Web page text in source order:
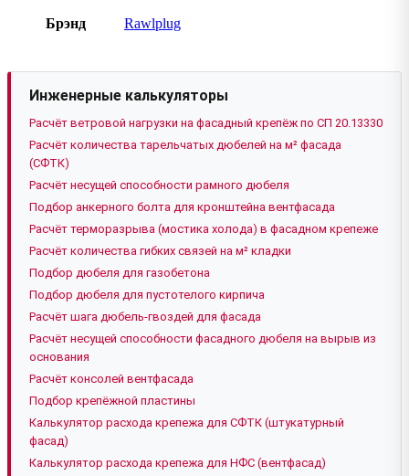
Брэнд Rawlplug
Инженерные калькуляторы
Расчёт ветровой нагрузки на фасадный крепёж по СП 20.13330
Расчёт количества тарельчатых дюбелей на м² фасада
(СФТК)
Расчёт несущей способности рамного дюбеля
Подбор анкерного болта для кронштейна вентфасада
Расчёт терморазрыва (мостика холода) в фасадном крепеже
Расчёт количества гибких связей на м² кладки
Подбор дюбеля для газобетона
Подбор дюбеля для пустотелого кирпича
Расчёт шага дюбель-гвоздей для фасада
Расчёт несущей способности фасадного дюбеля на вырыв из
основания
Расчёт консолей вентфасада
Подбор крепёжной пластины
Калькулятор расхода крепежа для СФТК (штукатурный
фасад)
Калькулятор расхода крепежа для НФС (вентфасад)